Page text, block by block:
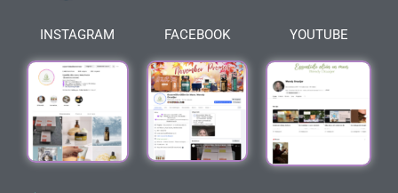
INSTAGRAM FACEBOOK YOUTUBE